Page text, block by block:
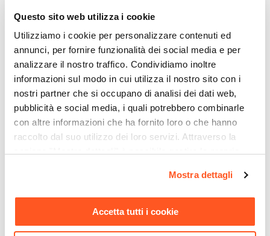
Questo sito web utilizza i cookie
Utilizziamo i cookie per personalizzare contenuti ed
annunci, per fornire funzionalità dei social media e per
analizzare il nostro traffico. Condividiamo inoltre
informazioni sul modo in cui utilizza il nostro sito con i
nostri partner che si occupano di analisi dei dati web,
pubblicità e social media, i quali potrebbero combinarle
con altre informazioni che ha fornito loro o che hanno
raccolto dal suo utilizzo dei loro servizi. Attraverso la
momento. Per maggiori informazioni si invita a leggere la
Mostra dettagli
Accetta tutti i cookie
Dimensioni
38 x 59 cm
Altezza
95 cm
Materiale Gambe
Metallo
Similpelle
Nero
Colore Seduta
Grigio
CODICE:MAR-4N
Tavolo da pranzo allungabile
CODICE:FN-2VA
Set 2 sgabelli in velluto
con gambe in metallo nere
€ 88,00